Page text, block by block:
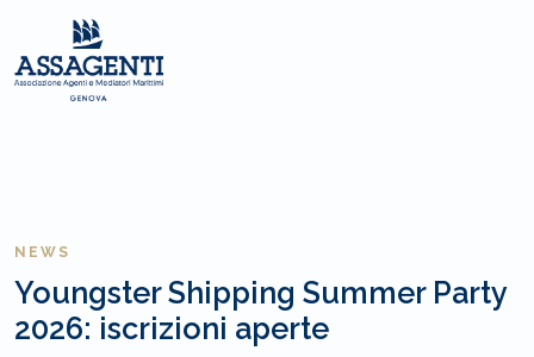
NEWS
Youngster Shipping Summer Party
2026: iscrizioni aperte